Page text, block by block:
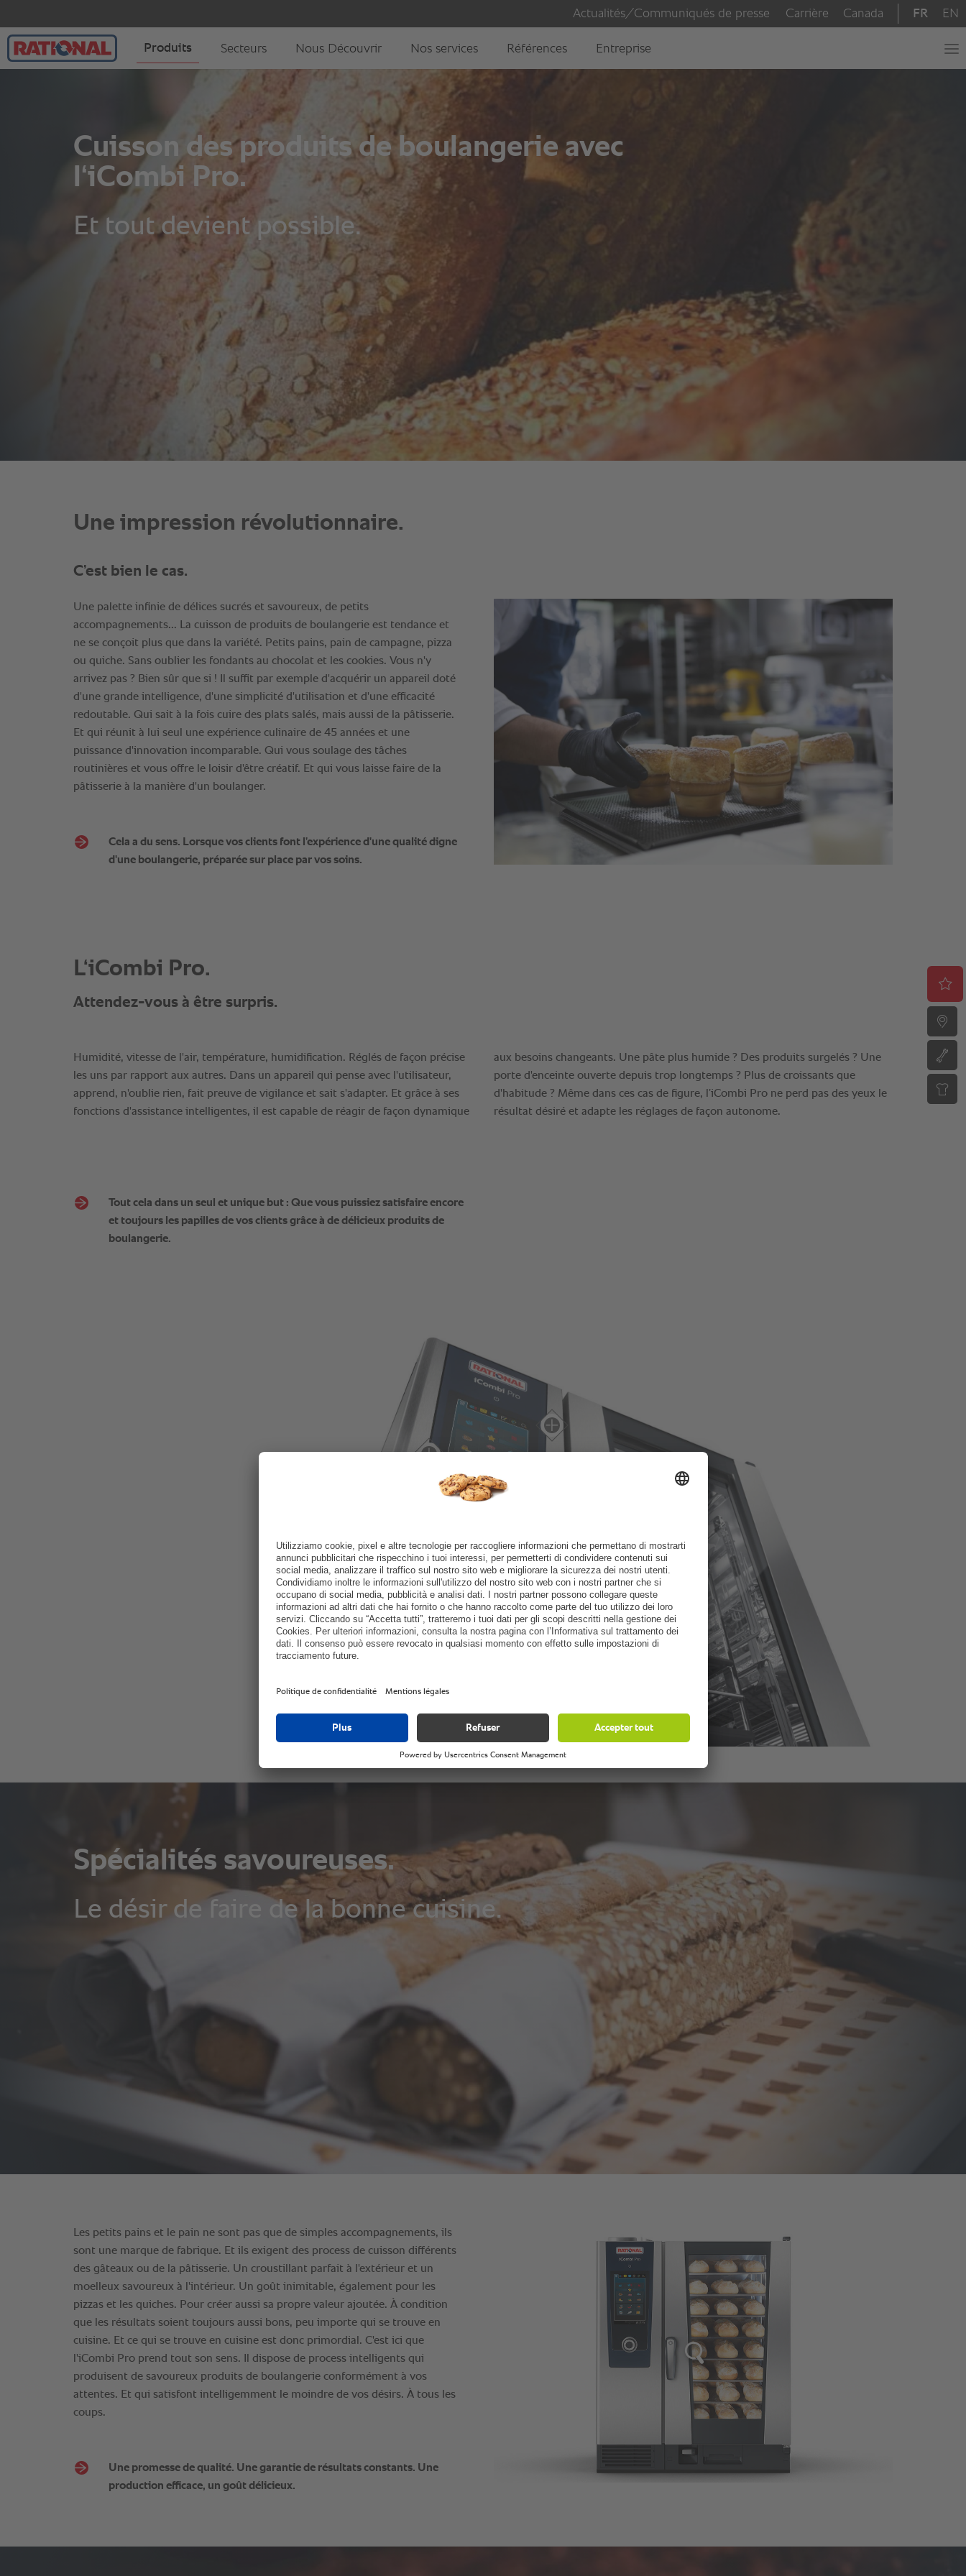
Une impression révolutionnaire.
C’est bien le cas.
Une palette infinie de délices sucrés et savoureux, de petits
accompagnements... La cuisson de produits de boulangerie est tendance et
ne se conçoit plus que dans la variété. Petits pains, pain de campagne, pizza
ou quiche. Sans oublier les fondants au chocolat et les cookies. Vous n'y
arrivez pas ? Bien sûr que si ! Il suffit par exemple d'acquérir un appareil doté
d'une grande intelligence, d'une simplicité d'utilisation et d'une efficacité
redoutable. Qui sait à la fois cuire des plats salés, mais aussi de la pâtisserie.
Et qui réunit à lui seul une expérience culinaire de 45 années et une
puissance d'innovation incomparable. Qui vous soulage des tâches
routinières et vous offre le loisir d'être créatif. Et qui vous laisse faire de la
pâtisserie à la manière d'un boulanger.
Cela a du sens. Lorsque vos clients font l’expérience d'une qualité digne
d'une boulangerie, préparée sur place par vos soins.
Tout cela dans un seul et unique but : Que vous puissiez satisfaire encore
et toujours les papilles de vos clients grâce à de délicieux produits de
boulangerie.
Les petits pains et le pain ne sont pas que de simples accompagnements, ils
sont une marque de fabrique. Et ils exigent des process de cuisson différents
des gâteaux ou de la pâtisserie. Un croustillant parfait à l'extérieur et un
moelleux savoureux à l'intérieur. Un goût inimitable, également pour les
pizzas et les quiches. Pour créer aussi sa propre valeur ajoutée. À condition
que les résultats soient toujours aussi bons, peu importe qui se trouve en
cuisine. Et ce qui se trouve en cuisine est donc primordial. C'est ici que
l'iCombi Pro prend tout son sens. Il dispose de process intelligents qui
produisent de savoureux produits de boulangerie conformément à vos
attentes. Et qui satisfont intelligemment le moindre de vos désirs. À tous les
coups.
Une promesse de qualité. Une garantie de résultats constants. Une
production efficace, un goût délicieux.